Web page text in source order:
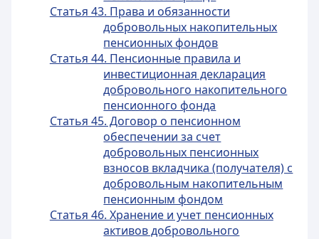
Статья 43. Права и обязанности
добровольных накопительных
пенсионных фондов
Статья 44. Пенсионные правила и
инвестиционная декларация
добровольного накопительного
пенсионного фонда
Статья 45. Договор о пенсионном
обеспечении за счет
добровольных пенсионных
взносов вкладчика (получателя) с
добровольным накопительным
пенсионным фондом
Статья 46. Хранение и учет пенсионных
активов добровольного